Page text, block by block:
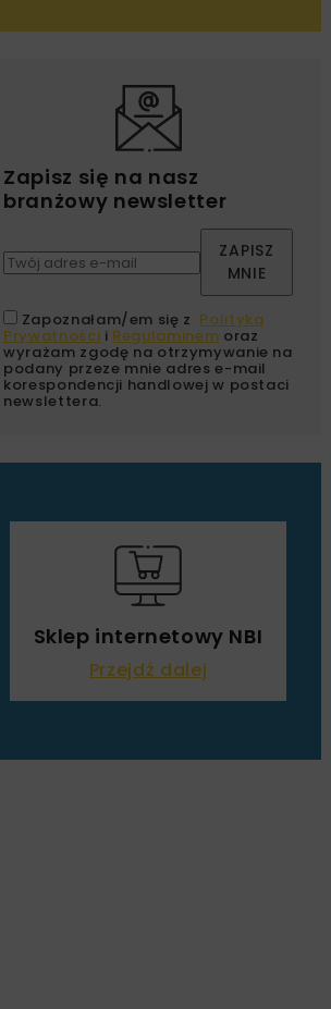
Zapisz się na nasz
branżowy newsletter
ZAPISZ
MNIE
Zapoznałam/em się z Polityką
Prywatności i Regulaminem oraz
wyrażam zgodę na otrzymywanie na
podany przeze mnie adres e-mail
korespondencji handlowej w postaci
newslettera.
Sklep internetowy NBI
Przejdź dalej